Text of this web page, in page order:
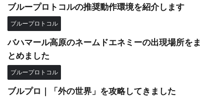
ブループロトコルの推奨動作環境を紹介します
ブループロトコル
バハマール高原のネームドエネミーの出現場所をま
とめました
ブループロトコル
ブルプロ｜「外の世界」を攻略してきました